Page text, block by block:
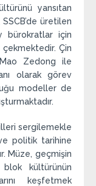
yansıtan
üretilen
bürokratlar için
Çin
Zedong ile
olarak görev
modeller de
sergilemekle
politik tarihine
Müze, geçmişin
kültürünün
keşfetmek